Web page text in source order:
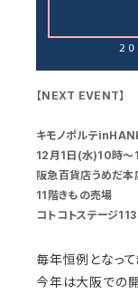
【NEXT EVENT】
キモノポルテ
12月1日(水)10時
阪急百貨店うめだ
11階きもの売場
コトコトステージ113
毎年恒例となって
今年は大阪での開